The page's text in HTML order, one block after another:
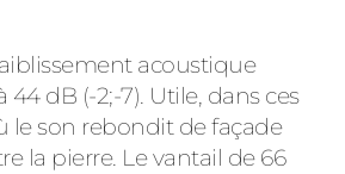
acoustique
dB (-2;-7). Utile, dans ces
le son rebondit de façade
la pierre. Le vantail de 66